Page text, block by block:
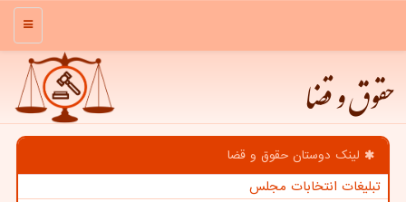
منو
حقوق و قضا
لینک دوستان حقوق و قضا
تبلیغات انتخابات مجلس